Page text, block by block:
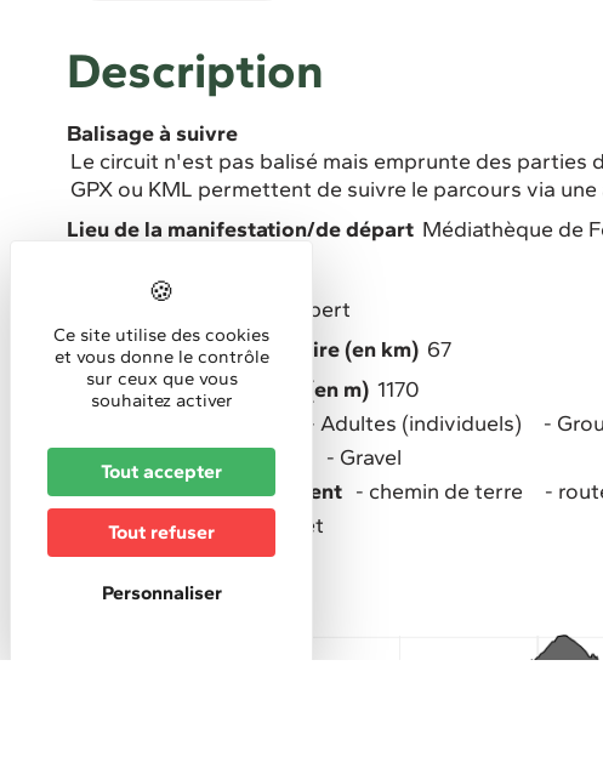
Description
Balisage à suivre
Le circuit n'est pas balisé mais emprunte des parties
GPX ou KML permettent de suivre le parcours via
Lieu de la manifestation/de départ Médiathèque de
Niveau de difficulté :
Expert
Longueur circuit / itinéraire (en km) 67
Dénivelé positif cumulé (en m) 1170
Adultes (individuels)
Type de circuit, itinéraire
Gravel
Type de chemin/revêtement
chemin de terre
Thèmes du circuit
Forêt
Ce site utilise des cookies
et vous donne le contrôle
sur ceux que vous
souhaitez activer
Tout accepter
Tout refuser
Personnaliser